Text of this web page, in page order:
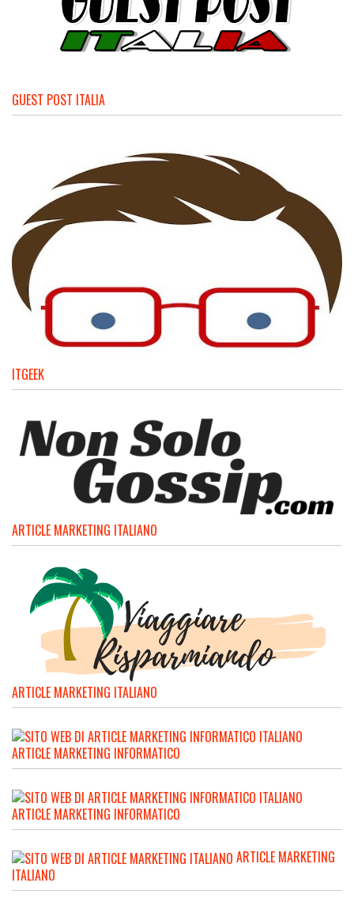
GUEST POST ITALIA
ITGEEK
ARTICLE MARKETING ITALIANO
ARTICLE MARKETING ITALIANO
ARTICLE MARKETING INFORMATICO
ARTICLE MARKETING INFORMATICO
ARTICLE MARKETING
ITALIANO